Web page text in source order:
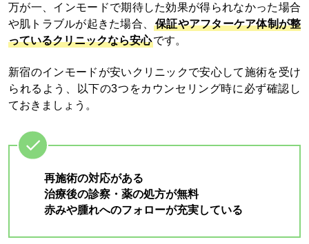
万が一、インモードで期待した効果が得られなかった場合
や肌トラブルが起きた場合、保証やアフターケア体制が整
っているクリニックなら安心です。
新宿のインモードが安いクリニックで安心して施術を受け
られるよう、以下の3つをカウンセリング時に必ず確認し
ておきましょう。
再施術の対応がある
治療後の診察・薬の処方が無料
赤みや腫れへのフォローが充実している